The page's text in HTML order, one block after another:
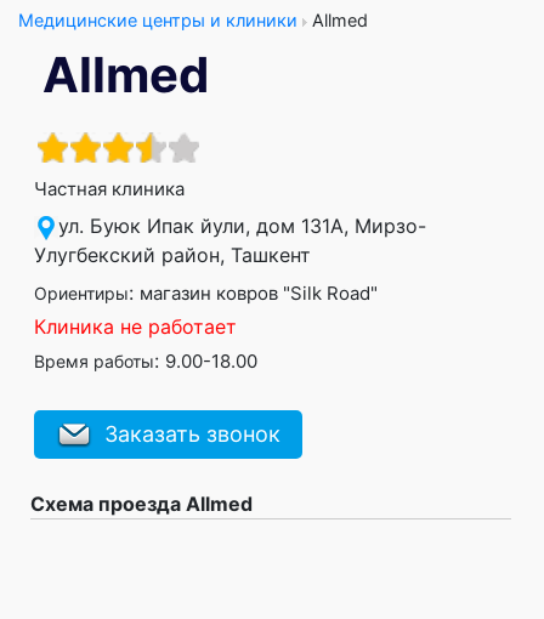
Медицинские центры и клиники Allmed
Allmed
Частная клиника
ул. Буюк Ипак йули, дом 131А, Мирзо-
Улугбекский район, Ташкент
Ориентиры: магазин ковров "Silk Road"
Клиника не работает
Время работы: 9.00-18.00
Заказать звонок
Схема проезда Allmed